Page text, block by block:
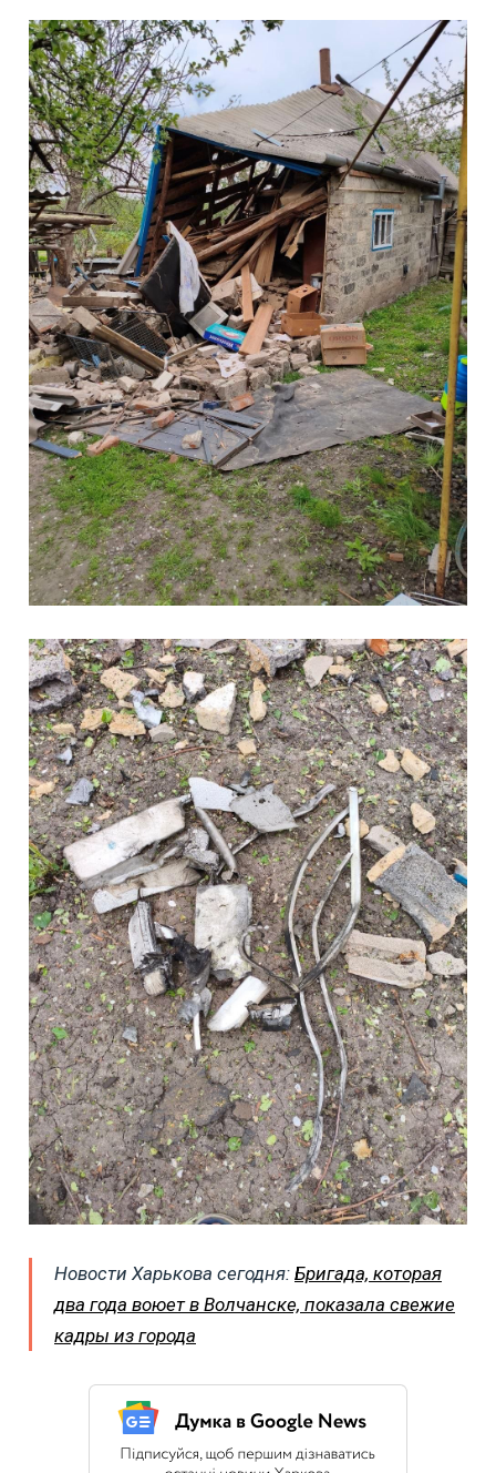
Новости Харькова сегодня: Бригада, которая
два года воюет в Волчанске, показала свежие
кадры из города